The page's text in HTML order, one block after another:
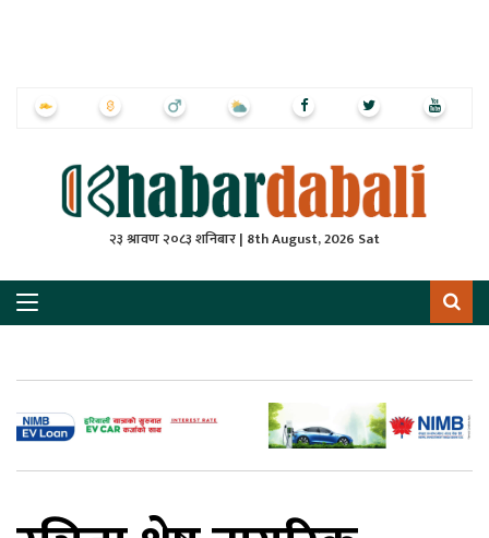
२३ श्रावण २०८३ शनिबार | 8th August, 2026 Sat